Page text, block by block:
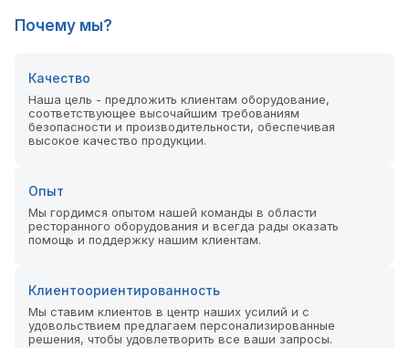
Почему мы?
Качество
Наша цель - предложить клиентам оборудование,
соответствующее высочайшим требованиям
безопасности и производительности, обеспечивая
высокое качество продукции.
Опыт
Мы гордимся опытом нашей команды в области
ресторанного оборудования и всегда рады оказать
помощь и поддержку нашим клиентам.
Клиентоориентированность
Мы ставим клиентов в центр наших усилий и с
удовольствием предлагаем персонализированные
решения, чтобы удовлетворить все ваши запросы.